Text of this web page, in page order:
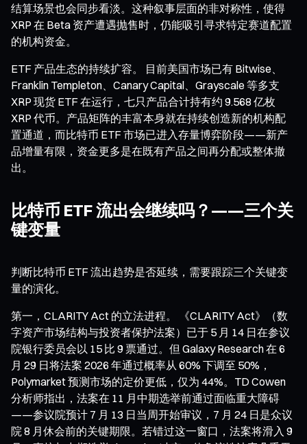
结算场景也会同步看淡。这种叙事层面的非对称性，使得
XRP 在 Beta 资产遭遇抛售时，仍能吸引寻求特定赛道配置
的机构资金。
ETF 产品生态的持续扩容。 目前美国市场已有 Bitwise、
Franklin Templeton、Canary Capital、Grayscale 等多支
XRP 现货 ETF 在运行，七只产品合计持有约 9.568 亿枚
XRP 代币。产品矩阵的丰富本身就在持续创造新的机构配
置通道，而比特币 ETF 市场已进入存量博弈阶段——新产
品增量有限，资金更多是在既有产品之间再分配或整体撤
出。
比特币 ETF 流出会继续吗？——三个关
键变量
判断比特币 ETF 流出趋势是否延续，需要跟踪三个关键变
量的演化。
第一，CLARITY Act 的立法进程。 《CLARITY Act》（数
字资产市场结构与投资者保护法案）已于 5 月 14 日在参议
院银行委员会以 15 比 9 票通过。但 Galaxy Research 在 6
月 29 日将法案 2026 年通过概率从 60% 下调至 50%，
Polymarket 预测市场的定价更低，仅为 44%。TD Cowen
分析师指出，法案在 11 月中期选举前通过面临重大障碍
——参议院预计 7 月 13 日当周开始审议，7 月 24 日是众议
院 8 月休会前的关键期限。若错过这一窗口，法案将滑入 9